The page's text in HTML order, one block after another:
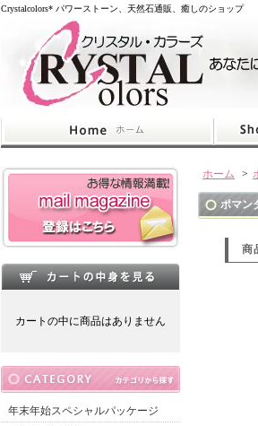
Crystalcolors* パワーストーン、天然石通販、癒しのショップ
カートの中に商品はありません
年末年始スペシャルパッケージ
ホーム >
ポマン
商